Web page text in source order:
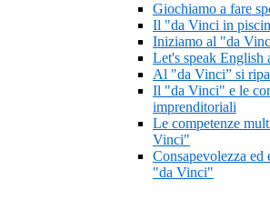
Giochiamo a fare
Il "da Vinci in
Iniziamo al "da
Let's speak
Al "da Vinci” si
Il "da Vinci" e le
imprenditoriali
Le competenze
Vinci"
Consapevolezza ed
"da Vinci"